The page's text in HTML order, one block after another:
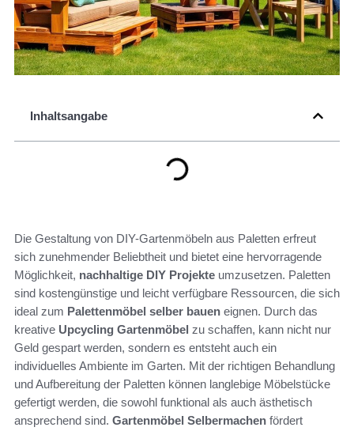
Inhaltsangabe
Die Gestaltung von DIY-Gartenmöbeln aus Paletten erfreut
sich zunehmender Beliebtheit und bietet eine hervorragende
Möglichkeit, nachhaltige DIY Projekte umzusetzen. Paletten
sind kostengünstige und leicht verfügbare Ressourcen, die sich
ideal zum Palettenmöbel selber bauen eignen. Durch das
kreative Upcycling Gartenmöbel zu schaffen, kann nicht nur
Geld gespart werden, sondern es entsteht auch ein
individuelles Ambiente im Garten. Mit der richtigen Behandlung
und Aufbereitung der Paletten können langlebige Möbelstücke
gefertigt werden, die sowohl funktional als auch ästhetisch
ansprechend sind. Gartenmöbel Selbermachen fördert